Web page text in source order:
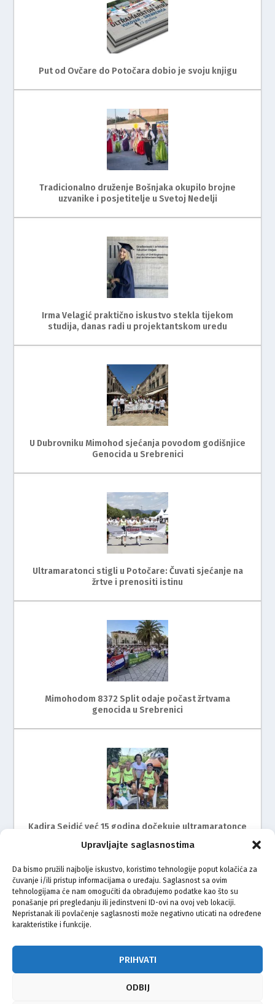
Upravljajte saglasnostima
Da bismo pružili najbolje iskustvo, koristimo tehnologije poput kolačića za
čuvanje i/ili pristup informacijama o uređaju. Saglasnost sa ovim
tehnologijama će nam omogućiti da obrađujemo podatke kao što su
ponašanje pri pregledanju ili jedinstveni ID-ovi na ovoj veb lokaciji.
Nepristanak ili povlačenje saglasnosti može negativno uticati na određene
karakteristike i funkcije.
PRIHVATI
ODBIJ
Put od Ovčare do Potočara dobio je svoju knjigu
Tradicionalno druženje Bošnjaka okupilo brojne
uzvanike i posjetitelje u Svetoj Nedelji
Irma Velagić praktično iskustvo stekla tijekom
studija, danas radi u projektantskom uredu
U Dubrovniku Mimohod sjećanja povodom godišnjice
Genocida u Srebrenici
Ultramaratonci stigli u Potočare: Čuvati sjećanje na
žrtve i prenositi istinu
Mimohodom 8372 Split odaje počast žrtvama
genocida u Srebrenici
Kadira Sejdić već 15 godina dočekuje ultramaratonce
Mimohod za žrtve genocida u Srebrenici i ove godine
na ulicama Rijeke